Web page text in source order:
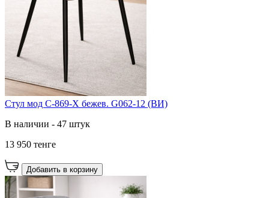
Cтул мод C-869-X бежев. G062-12 (ВИ)
В наличии - 47 штук
13 950 тенге
Добавить в корзину